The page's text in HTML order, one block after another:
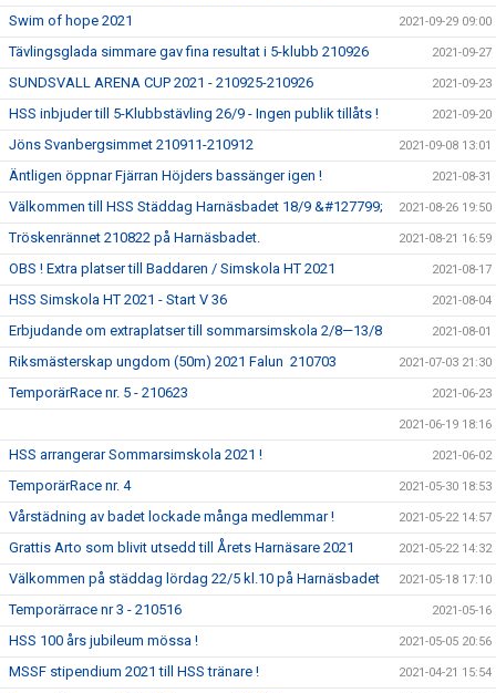
Swim of hope 2021 2021-09-29 09:00
Tävlingsglada simmare gav fina resultat i 5-klubb 210926 2021-09-27
SUNDSVALL ARENA CUP 2021 - 210925-210926 2021-09-23
HSS inbjuder till 5-Klubbstävling 26/9 - Ingen publik tillåts ! 2021-09-20
Jöns Svanbergsimmet 210911-210912 2021-09-08 13:01
Äntligen öppnar Fjärran Höjders bassänger igen ! 2021-08-31
Välkommen till HSS Städdag Harnäsbadet 18/9 &#127799; 2021-08-26 19:50
Tröskenrännet 210822 på Harnäsbadet. 2021-08-21 16:59
OBS ! Extra platser till Baddaren / Simskola HT 2021 2021-08-17
HSS Simskola HT 2021 - Start V 36 2021-08-04
Erbjudande om extraplatser till sommarsimskola 2/8—13/8 2021-08-01
Riksmästerskap ungdom (50m) 2021 Falun 210703 2021-07-03 21:30
TemporärRace nr. 5 - 210623 2021-06-23
2021-06-19 18:16
HSS arrangerar Sommarsimskola 2021 ! 2021-06-02
TemporärRace nr. 4 2021-05-30 18:53
Vårstädning av badet lockade många medlemmar ! 2021-05-22 14:57
Grattis Arto som blivit utsedd till Årets Harnäsare 2021 2021-05-22 14:32
Välkommen på städdag lördag 22/5 kl.10 på Harnäsbadet 2021-05-18 17:10
Temporärrace nr 3 - 210516 2021-05-16
HSS 100 års jubileum mössa ! 2021-05-05 20:56
MSSF stipendium 2021 till HSS tränare ! 2021-04-21 15:54